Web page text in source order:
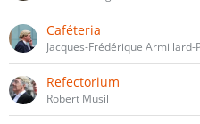
Caféteria
Jacques-Frédérique Armillard-
Refectorium
Robert Musil